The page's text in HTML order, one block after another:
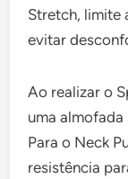
Stretch, limite
evitar
Ao realizar o
uma
Para o Neck
resistência